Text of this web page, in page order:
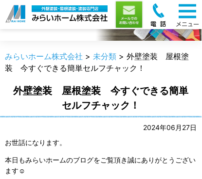
職人のうんちく
みらいホーム株式会社 > 未分類 > 外壁塗装 屋根塗
装 今すぐできる簡単セルフチャック！
外壁塗装 屋根塗装 今すぐできる簡単
セルフチャック！
2024年06月27日
お世話になります。
本日もみらいホームのブログをご覧頂き誠にありがとうござい
ます☺